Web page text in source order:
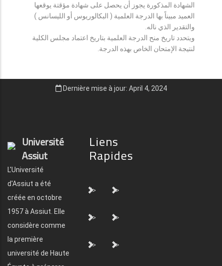
الشهادة المذكورة يجوز أن يحصل على شهادة مؤقتة يوقعها
العميد مبيناً بها الدرجة العلمية ( البكالوريوس أو الليسانس )
والتقدير الذي ناله.
ويتحدد تاريخ منح الدرجة العلمية بتاريخ اعتماد مجلس الكلية
لنتيجة الإمتحان الخاص بهذه الدرجة.
Dernière mise à jour: April 4, 2024
Université
Assiut
L'Université
d'Assiut a été
créée en octobre
1957 à Assiut. Elle
considère comme
la première
université de Haute
Liens
Rapides
"> ">
"> ">
"> ">